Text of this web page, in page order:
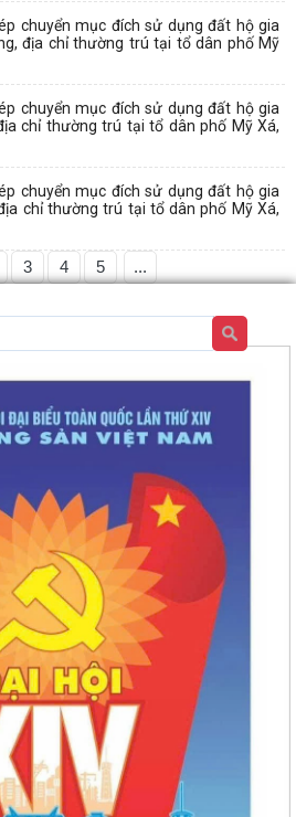
chuyển mục đích sử dụng đất hộ gia
địa chỉ thường trú tại tổ dân phố Mỹ
chuyển mục đích sử dụng đất hộ gia
chỉ thường trú tại tổ dân phố Mỹ Xá,
chuyển mục đích sử dụng đất hộ gia
chỉ thường trú tại tổ dân phố Mỹ Xá,
3 4 5 ...